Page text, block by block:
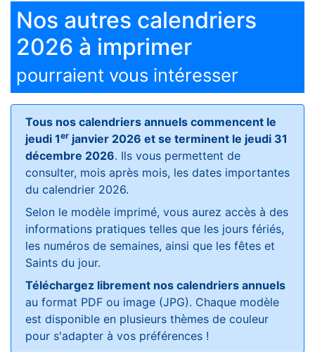
Nos autres calendriers
2026 à imprimer
pourraient vous intéresser
Tous nos calendriers annuels commencent le
jeudi 1er janvier 2026 et se terminent le jeudi 31
décembre 2026. Ils vous permettent de
consulter, mois après mois, les dates importantes
du calendrier 2026.
Selon le modèle imprimé, vous aurez accès à des
informations pratiques telles que les jours fériés,
les numéros de semaines, ainsi que les fêtes et
Saints du jour.
Téléchargez librement nos calendriers annuels
au format PDF ou image (JPG). Chaque modèle
est disponible en plusieurs thèmes de couleur
pour s'adapter à vos préférences !